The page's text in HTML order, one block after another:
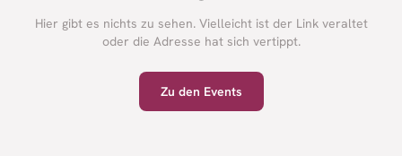
Hier gibt es nichts zu sehen. Vielleicht ist der Link veraltet
oder die Adresse hat sich vertippt.
Zu den Events